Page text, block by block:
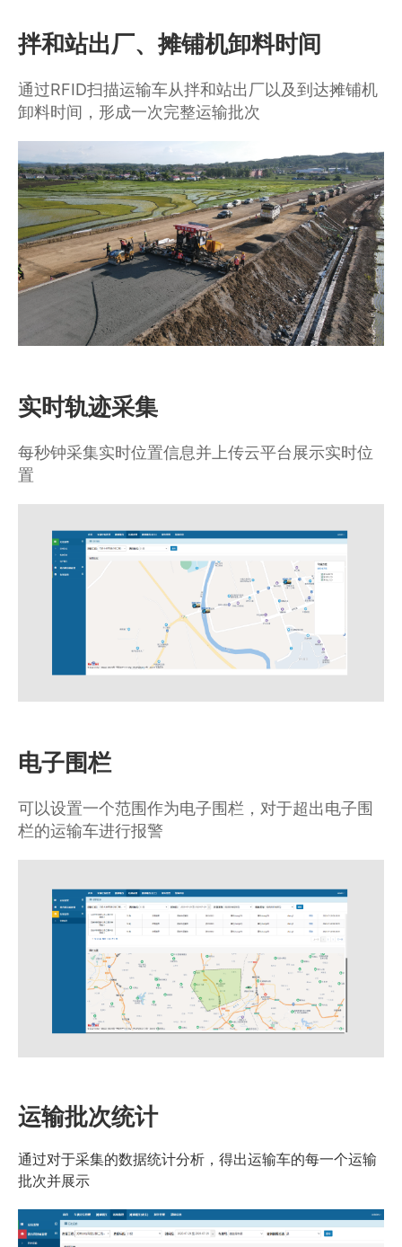
拌和站出厂、摊铺机卸料时间
通过RFID扫描运输车从拌和站出厂以及到达摊铺机
卸料时间，形成一次完整运输批次
实时轨迹采集
每秒钟采集实时位置信息并上传云平台展示实时位
置
电子围栏
可以设置一个范围作为电子围栏，对于超出电子围
栏的运输车进行报警
运输批次统计
通过对于采集的数据统计分析，得出运输车的每一个运输
批次并展示